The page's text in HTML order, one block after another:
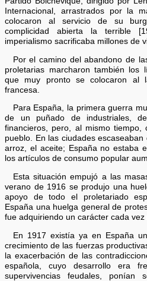
Internacional, arrastrados por la
colocaron al servicio de su
complicidad abierta la terrible
imperialismo sacrificaba millones de
Por el camino del abandono de
proletarias marcharon también los
que muy pronto se colocaron al
francesa.
Para España, la primera guerra
de un puñado de industriales,
financieros, pero, al mismo tiempo,
pueblo. En las ciudades
arroz, el aceite; España no estaba
los artículos de consumo popular
Esta situación empujó a las
verano de 1916 se produjo una
apoyo de todo el proletariado
España una huelga general de
fue adquiriendo un carácter cada vez
En 1917 existía ya en España
crecimiento de las fuerzas
la exacerbación de las
española, cuyo desarrollo era
supervivencias feudales,